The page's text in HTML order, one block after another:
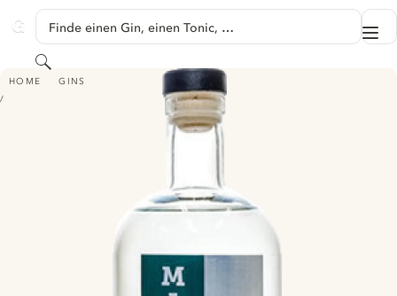
GINVENTORY
Finde einen Gin, einen Tonic, …
Suchen
HOME GINS
MINIONS GIN